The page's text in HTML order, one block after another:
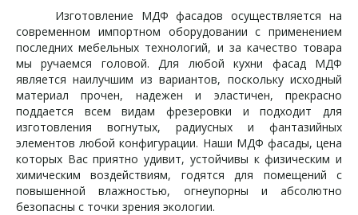
Изготовление МДФ фасадов осуществляется на
современном импортном оборудовании с применением
последних мебельных технологий, и за качество товара
мы ручаемся головой. Для любой кухни фасад МДФ
является наилучшим из вариантов, поскольку исходный
материал прочен, надежен и эластичен, прекрасно
поддается всем видам фрезеровки и подходит для
изготовления вогнутых, радиусных и фантазийных
элементов любой конфигурации. Наши МДФ фасады, цена
которых Вас приятно удивит, устойчивы к физическим и
химическим воздействиям, годятся для помещений с
повышенной влажностью, огнеупорны и абсолютно
безопасны с точки зрения экологии.